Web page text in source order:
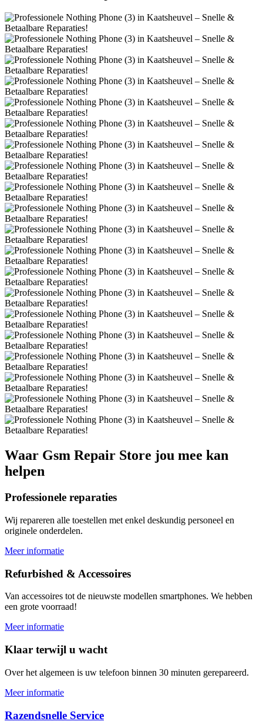
Waar Gsm Repair Store jou mee kan
helpen
Professionele reparaties
Wij repareren alle toestellen met enkel deskundig personeel en
originele onderdelen.
Meer informatie
Refurbished & Accessoires
Van accessoires tot de nieuwste modellen smartphones. We hebben
een grote voorraad!
Meer informatie
Klaar terwijl u wacht
Over het algemeen is uw telefoon binnen 30 minuten gerepareerd.
Meer informatie
Razendsnelle Service